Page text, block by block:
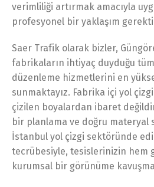
verimliliği artırmak amacıyla
profesyonel bir yaklaşım
Saer Trafik olarak bizler,
fabrikaların ihtiyaç duyduğu
düzenleme hizmetlerini en
sunmaktayız. Fabrika içi yol
çizilen boyalardan ibaret
bir planlama ve doğru materyal
İstanbul yol çizgi sektöründe
tecrübesiyle, tesislerinizin hem
kurumsal bir görünüme